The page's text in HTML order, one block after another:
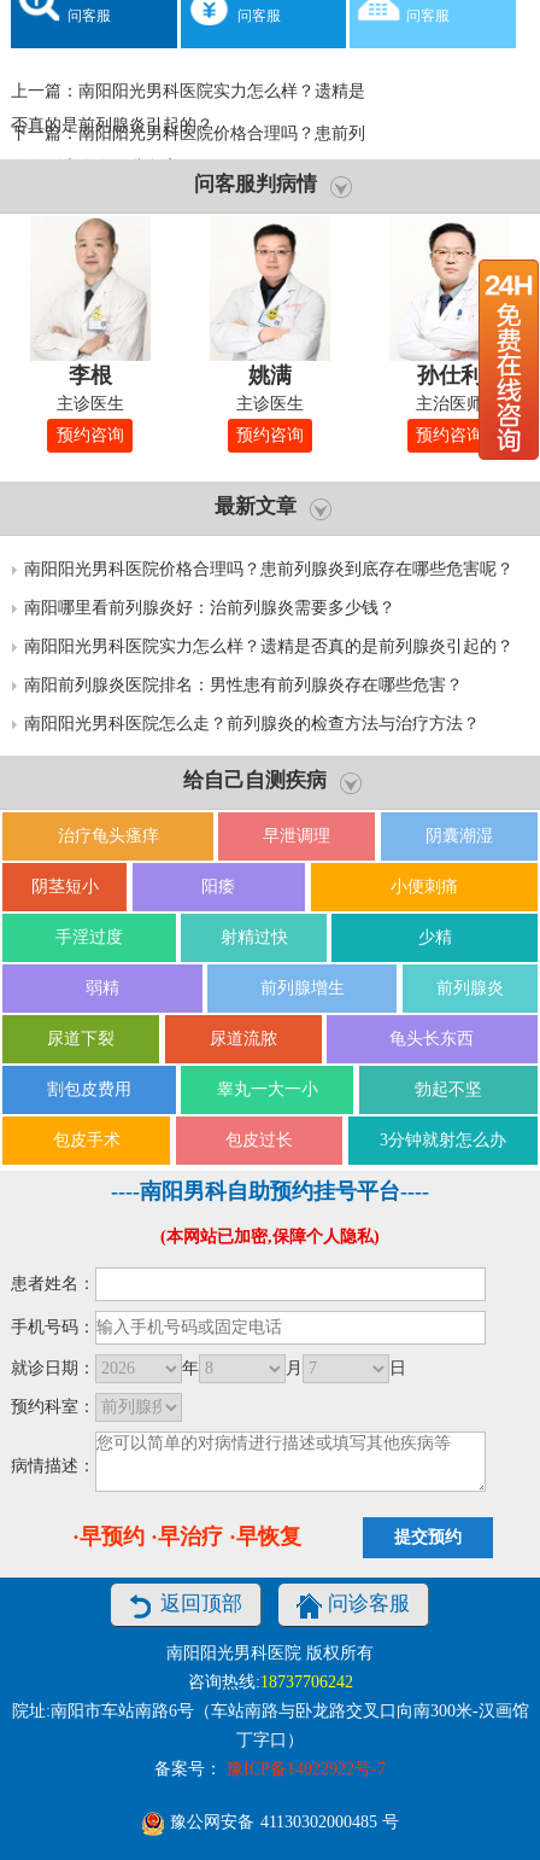
问客服 问客服 问客服
上一篇： 南阳阳光男科医院实力怎么样？遗精是
否真的是前列腺炎引起的？
下一篇：南阳阳光男科医院价格合理吗？患前列
问客服判病情
李根
主诊医生
预约咨询
姚满
主诊医生
预约咨询
孙仕利
主治医师
预约咨询
最新文章
南阳阳光男科医院价格合理吗？患前列腺炎到底存在哪些危害呢？
南阳哪里看前列腺炎好：治前列腺炎需要多少钱？
南阳阳光男科医院实力怎么样？遗精是否真的是前列腺炎引起的？
南阳前列腺炎医院排名：男性患有前列腺炎存在哪些危害？
南阳阳光男科医院怎么走？前列腺炎的检查方法与治疗方法？
给自己自测疾病
治疗龟头瘙痒 早泄调理 阴囊潮湿
阴茎短小 阳痿 小便刺痛
手淫过度 射精过快 少精
弱精 前列腺增生 前列腺炎
尿道下裂 尿道流脓 龟头长东西
割包皮费用 睾丸一大一小 勃起不坚
包皮手术 包皮过长 3分钟就射怎么办
----南阳男科自助预约挂号平台----
(本网站已加密,保障个人隐私)
患者姓名：
手机号码：
就诊日期： 年 月 日
预约科室：
病情描述：
·早预约 ·早治疗 ·早恢复
返回顶部 问诊客服
南阳阳光男科医院 版权所有
咨询热线:18737706242
院址:南阳市车站南路6号（车站南路与卧龙路交叉口向南300米-汉画馆
丁字口）
备案号： 豫ICP备14022922号-7
豫公网安备 41130302000485 号